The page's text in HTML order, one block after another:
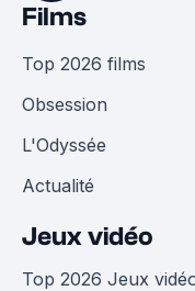
Films
Top 2026 films
Obsession
L'Odyssée
Actualité
Jeux vidéo
Top 2026 Jeux